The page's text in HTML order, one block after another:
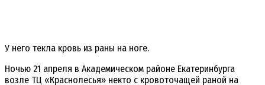
У него текла кровь из раны на ноге.
Ночью 21 апреля в Академическом районе Екатеринбурга
возле ТЦ «Краснолесья» некто с кровоточащей раной на